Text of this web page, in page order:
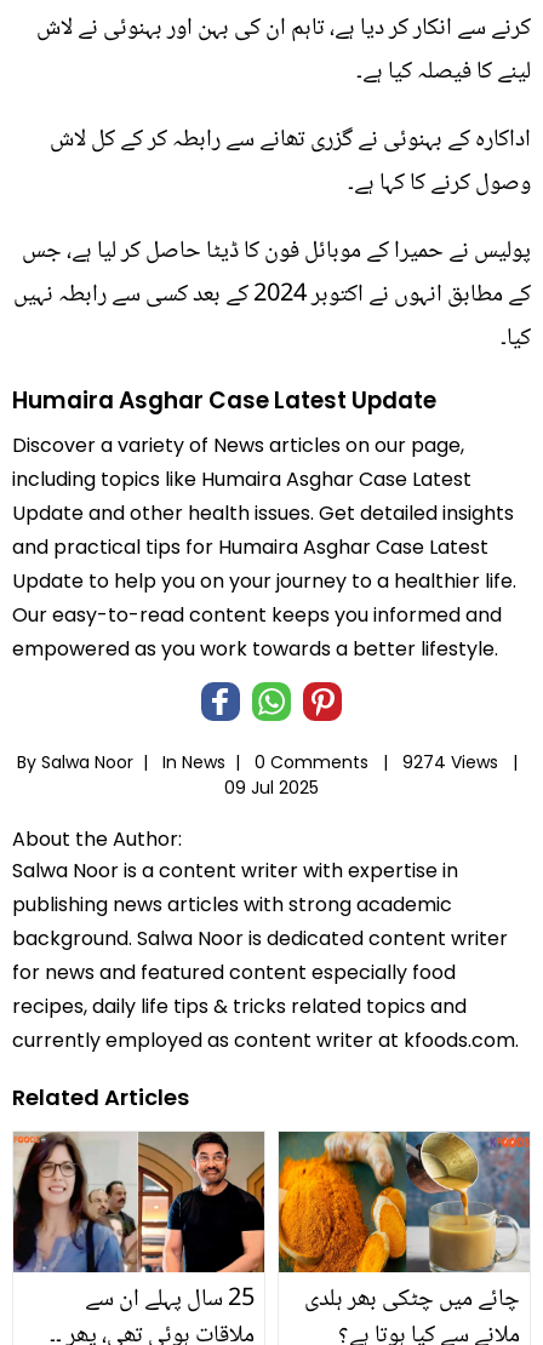
کرنے سے انکار کر دیا ہے، تاہم ان کی بہن اور بہنوئی نے لاش
لینے کا فیصلہ کیا ہے۔
اداکارہ کے بہنوئی نے گزری تھانے سے رابطہ کر کے کل لاش
وصول کرنے کا کہا ہے۔
پولیس نے حمیرا کے موبائل فون کا ڈیٹا حاصل کر لیا ہے، جس
کے مطابق انہوں نے اکتوبر 2024 کے بعد کسی سے رابطہ نہیں
کیا۔
Humaira Asghar Case Latest Update
Discover a variety of News articles on our page,
including topics like Humaira Asghar Case Latest
Update and other health issues. Get detailed insights
and practical tips for Humaira Asghar Case Latest
Update to help you on your journey to a healthier life.
Our easy-to-read content keeps you informed and
empowered as you work towards a better lifestyle.
By Salwa Noor | In News | 0 Comments |
9274 Views |
09 Jul 2025
About the Author:
Salwa Noor is a content writer with expertise in
publishing news articles with strong academic
background. Salwa Noor is dedicated content writer
for news and featured content especially food
recipes, daily life tips & tricks related topics and
currently employed as content writer at kfoods.com.
Related Articles
25 سال پہلے ان سے
ملاقات ہوئی تھی، پھر ۔۔
چائے میں چٹکی بھر ہلدی
ملانے سے کیا ہوتا ہے؟